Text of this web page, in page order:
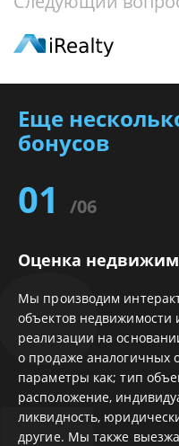
Еще
бонусов
01 /06
Оценка
Мы производим
объектов недвижимости
реализации на
о продаже аналогичных
параметры как; тип
расположение,
ликвидность,
другие. Мы также